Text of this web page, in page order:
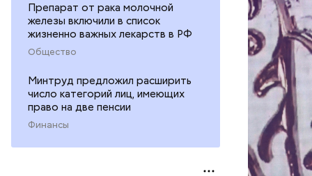
Препарат от рака молочной
железы включили в список
жизненно важных лекарств в РФ
Общество
Минтруд предложил расширить
число категорий лиц, имеющих
право на две пенсии
Финансы